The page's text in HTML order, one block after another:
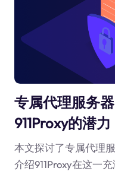
专属代理服务
911Proxy的潜力
本文探讨了专属代理
介绍911Proxy在这一